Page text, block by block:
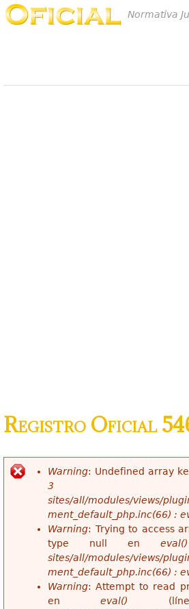
Normativa
Registro Oficial
Mensaje de error
Warning: Undefined array
3
sites/all/modules/views/
ment_default_php.inc(66) :
Warning: Trying to access
type null en eval()
sites/all/modules/views/
ment_default_php.inc(66) :
Warning: Attempt to read
eneval()